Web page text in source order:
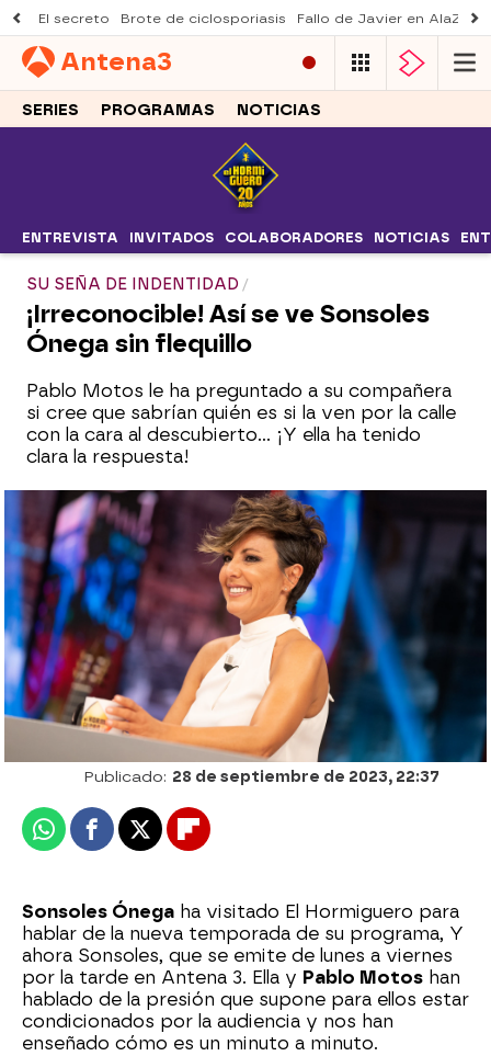
El secreto Brote de ciclosporiasis Fallo de Javier en AlaZ
Antena3
SERIES PROGRAMAS NOTICIAS
ENTREVISTA INVITADOS COLABORADORES NOTICIAS
SU SEÑA DE INDENTIDAD
¡Irreconocible! Así se ve Sonsoles
Ónega sin flequillo
Pablo Motos le ha preguntado a su compañera
si cree que sabrían quién es si la ven por la calle
con la cara al descubierto... ¡Y ella ha tenido
clara la respuesta!
Así ha sido la entrevista completa de
Sonsoles Ónega en El Hormiguero
Patri Bea
Publicado: 28 de septiembre de 2023, 22:37
WhatsappFacebook
X Flipboard
Sonsoles Ónega ha visitado El Hormiguero para
hablar de la nueva temporada de su programa, Y
ahora Sonsoles, que se emite de lunes a viernes
por la tarde en Antena 3. Ella y Pablo Motos han
hablado de la presión que supone para ellos estar
condicionados por la audiencia y nos han
enseñado cómo es un minuto a minuto.